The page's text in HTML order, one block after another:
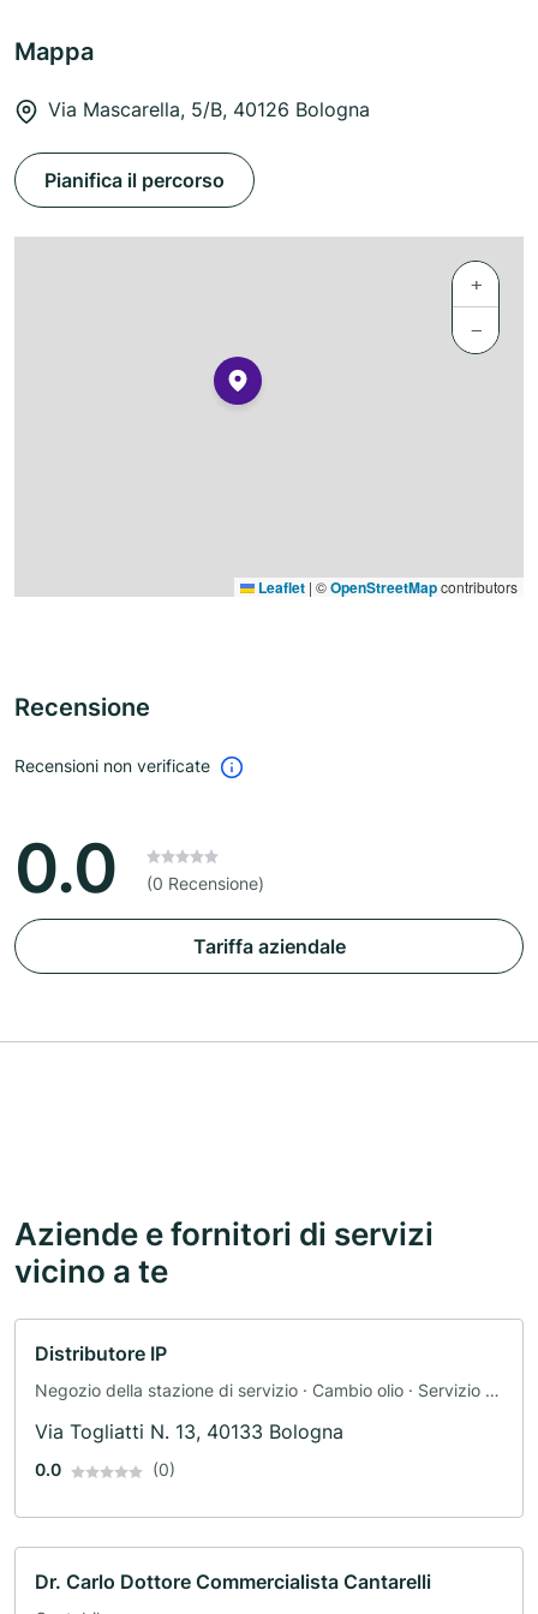
Mappa
Via Mascarella, 5/B, 40126 Bologna
Pianifica il percorso
+
−
Leaflet | ©OpenStreetMapcontributors
Recensione
Recensioni non verificate
0.0 (0 Recensione)
Tariffa aziendale
Aziende e fornitori di servizi
vicino a te
Distributore IP
Negozio della stazione di servizio · Cambio olio · Servizio di
Via Togliatti N. 13, 40133 Bologna
0.0 (0)
Dr. Carlo Dottore Commercialista Cantarelli